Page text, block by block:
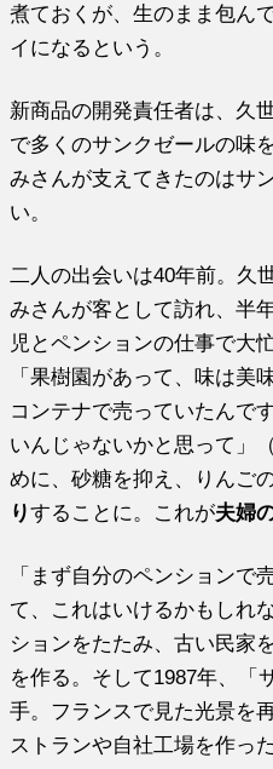
煮ておくが、生のまま包ん
イになるという。
新商品の開発責任者は、久
で多くのサンクゼールの味
みさんが支えてきたのはサ
い。
二人の出会いは40年前。久
みさんが客として訪れ、半
児とペンションの仕事で大
「果樹園があって、味は美
コンテナで売っていたんで
いんじゃないかと思って」
めに、砂糖を抑え、りんご
りすることに。これが夫婦
「まず自分のペンションで
て、これはいけるかもしれ
ションをたたみ、古い民家
を作る。そして1987年、「
手。フランスで見た光景を
ストランや自社工場を作っ